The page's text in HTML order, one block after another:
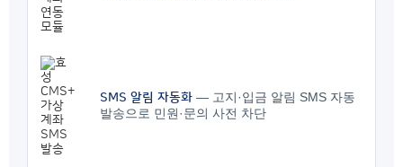
SMS 알림 자동화 — 고지·입금 알림 SMS 자동
발송으로 민원·문의 사전 차단